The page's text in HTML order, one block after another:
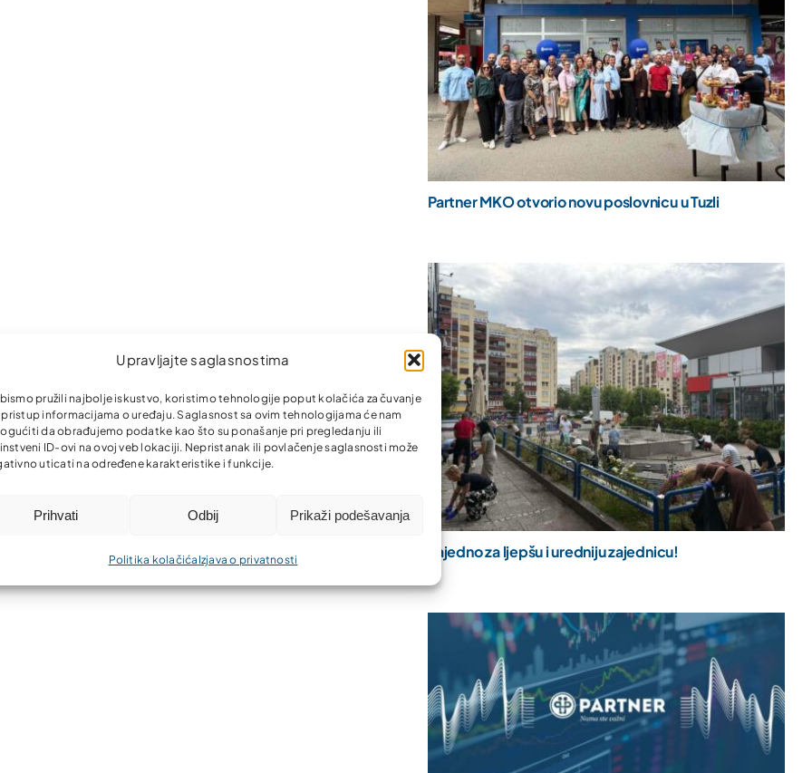
Upravljajte saglasnostima
bismo pružili najbolje iskustvo, koristimo tehnologije poput kolačića za čuvanje
informacijama o uređaju. Saglasnost sa ovim tehnologijama će nam
da obrađujemo podatke kao što su ponašanje pri pregledanju ili
ID-ovi na ovoj veb lokaciji. Nepristanak ili povlačenje saglasnosti može
uticati na određene karakteristike i funkcije.
Prihvati Odbij Prikaži podešavanja
Politika kolačića Izjava o privatnosti
Partner MKO otvorio novu poslovnicu u Tuzli
Zajedno za ljepšu i uredniju zajednicu!